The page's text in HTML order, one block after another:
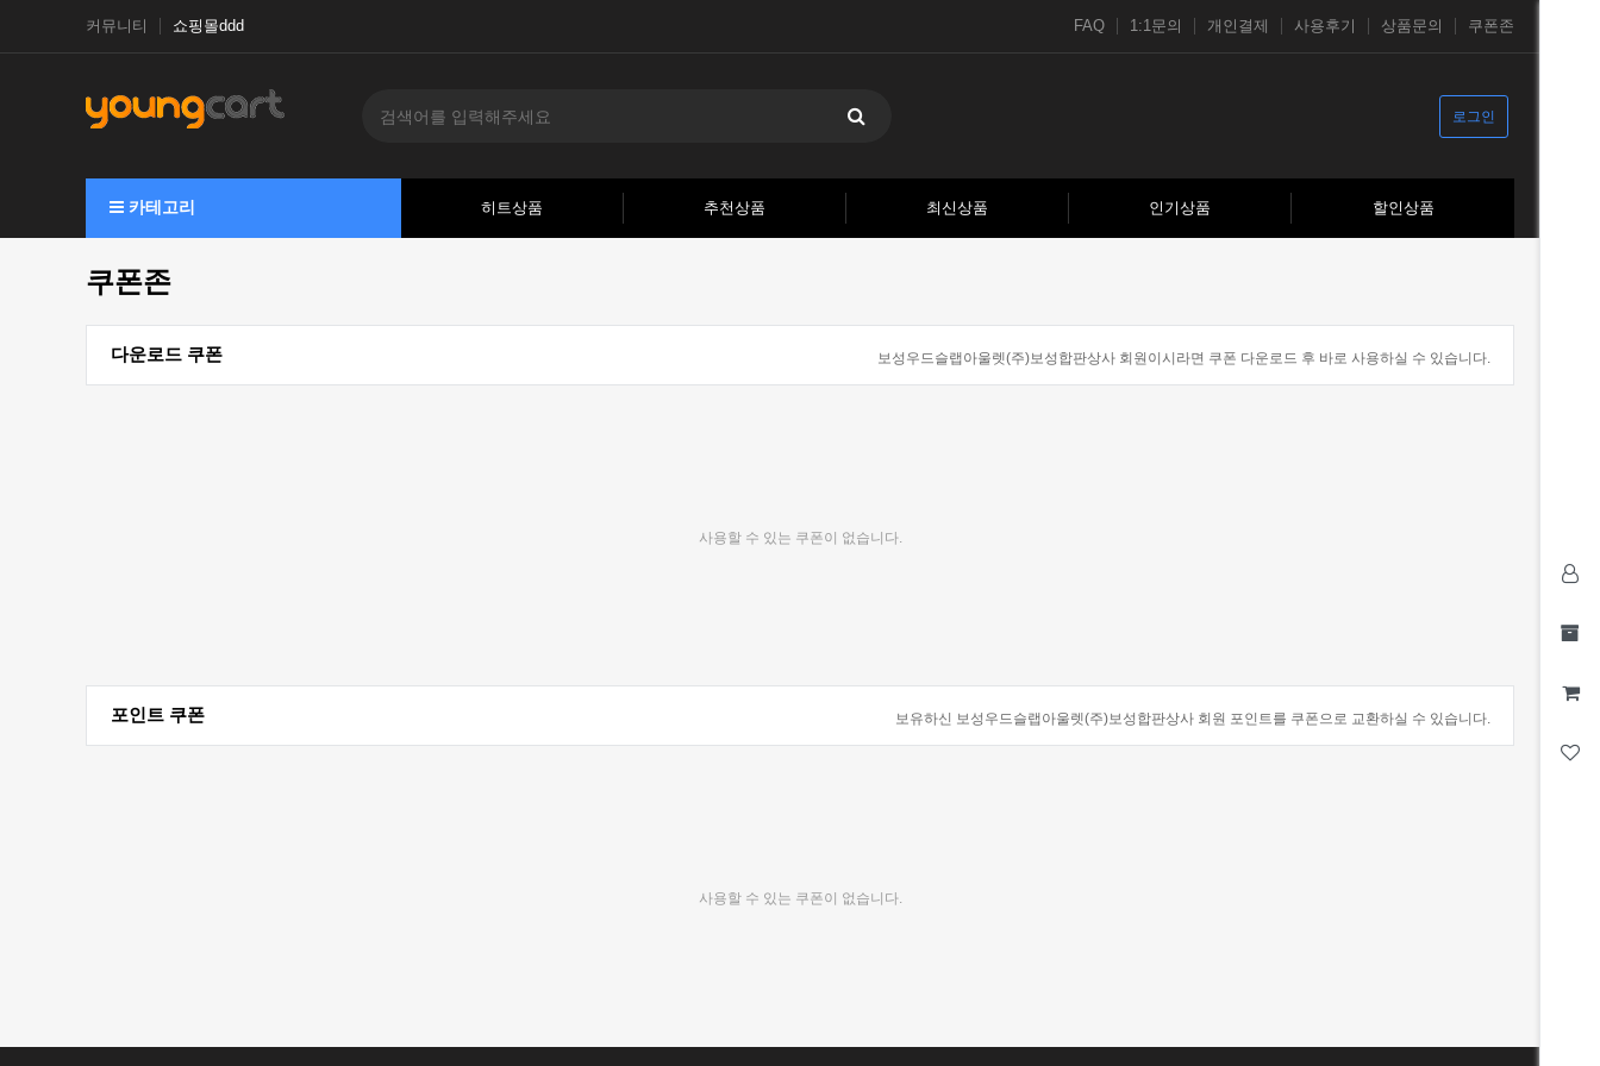
커뮤니티 쇼핑몰ddd FAQ 1:1문의 개인결제 사용후기 상품문의 쿠폰존
로그인
카테고리 히트상품 추천상품 최신상품 인기상품 할인상품
쿠폰존
다운로드 쿠폰 보성우드슬랩아울렛(주)보성합판상사 회원이시라면 쿠폰 다운로드 후 바로 사용하실 수 있습니다.
사용할 수 있는 쿠폰이 없습니다.
포인트 쿠폰 보유하신 보성우드슬랩아울렛(주)보성합판상사 회원 포인트를 쿠폰으로 교환하실 수 있습니다.
사용할 수 있는 쿠폰이 없습니다.